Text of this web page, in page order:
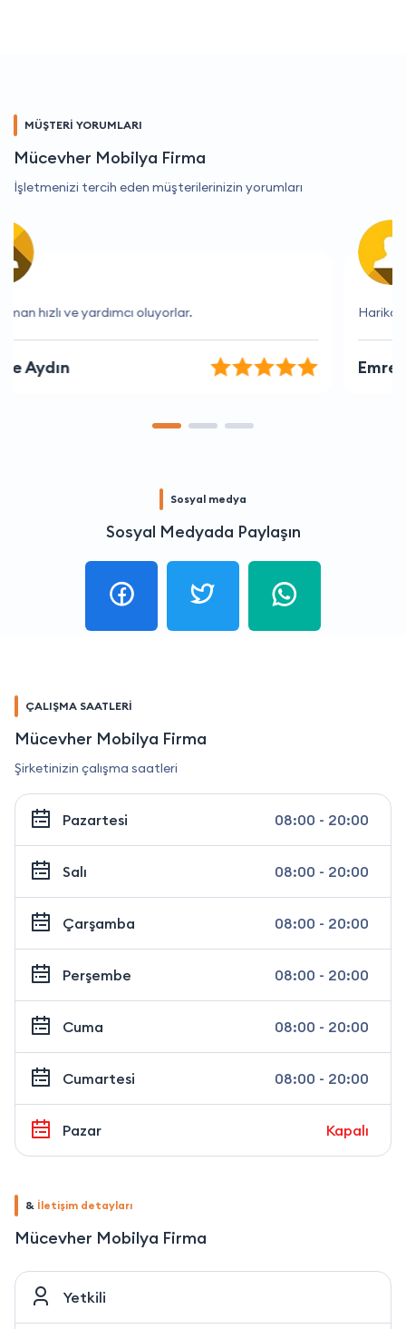
MÜŞTERİ YORUMLARI
Mücevher Mobilya Firma
İşletmenizi tercih eden müşterilerinizin yorumları
Harika fiyatlar ve mükemmel hizmet.
Emre Arslan
Sosyal medya
Sosyal Medyada Paylaşın
ÇALIŞMA SAATLERİ
Mücevher Mobilya Firma
Şirketinizin çalışma saatleri
Pazartesi 08:00 - 20:00
Salı 08:00 - 20:00
Çarşamba 08:00 - 20:00
Perşembe 08:00 - 20:00
Cuma 08:00 - 20:00
Cumartesi 08:00 - 20:00
Pazar Kapalı
& İletişim detayları
Mücevher Mobilya Firma
Yetkili